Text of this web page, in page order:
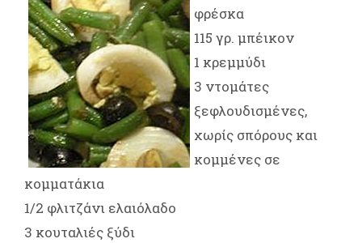
φρέσκα
115 γρ. μπέικον
1 κρεμμύδι
3 ντομάτες
ξεφλουδισμένες,
χωρίς σπόρους και
κομμένες σε
κομματάκια
1/2 φλιτζάνι ελαιόλαδο
3 κουταλιές ξύδι